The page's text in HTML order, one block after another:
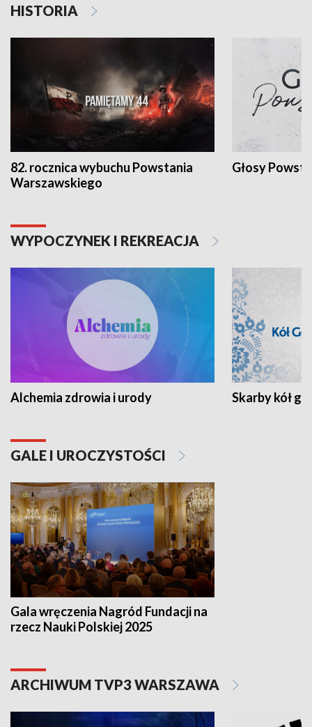
HISTORIA
82. rocznica wybuchu Powstania
Warszawskiego
Głosy
WYPOCZYNEK I REKREACJA
Alchemia zdrowia i urody Skarby kół
GALE I UROCZYSTOŚCI
Gala wręczenia Nagród Fundacji na
rzecz Nauki Polskiej 2025
ARCHIWUM TVP3 WARSZAWA